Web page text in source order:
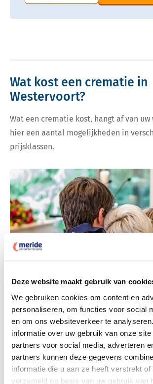
Deze website maakt gebruik van
We gebruiken cookies om content en
personaliseren, om functies voor social
en om ons websiteverkeer te
informatie over uw gebruik van onze site
partners voor social media, adverteren
partners kunnen deze gegevens
informatie die u aan ze heeft verstrekt of
verzameld op basis van uw gebruik van
Wat kost een crematie in
Westervoort?
Wat een crematie kost, hangt af van uw
hier een aantal mogelijkheden in
prijsklassen.
Dit kost een crematie
Bekijk tarieven voor crematie
Bekijk tarieven voor begrafenis